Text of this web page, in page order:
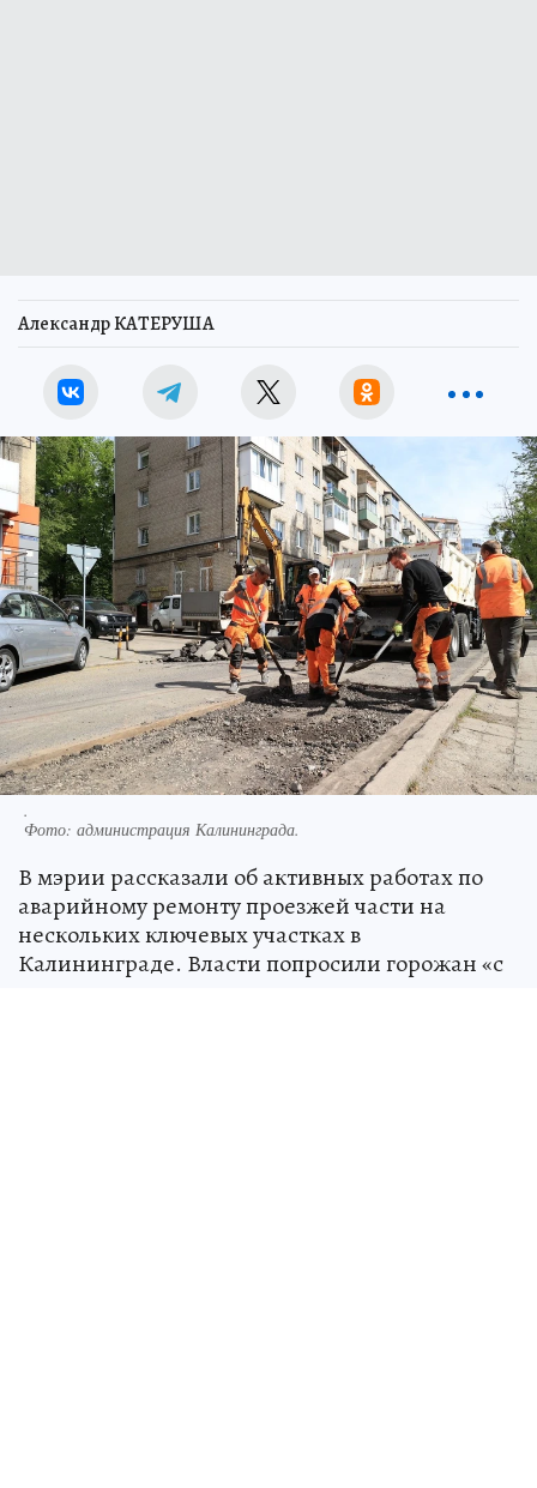
Александр КАТЕРУША
.
Фото: администрация Калининграда.
В мэрии рассказали об активных работах по
аварийному ремонту проезжей части на
нескольких ключевых участках в
Калининграде. Власти попросили горожан «с